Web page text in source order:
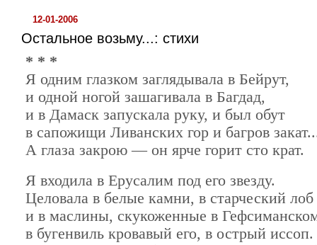
12-01-2006
Остальное возьму...: стихи
* * *
Я одним глазком заглядывала в Бейрут,
и одной ногой зашагивала в Багдад,
и в Дамаск запускала руку, и был обут
в сапожищи Ливанских гор и багров
А глаза закрою — он ярче горит сто крат.
Я входила в Ерусалим под его звезду.
Целовала в белые камни, в старческий лоб
и в маслины, скукоженные в
в бугенвиль кровавый его, в острый иссоп.